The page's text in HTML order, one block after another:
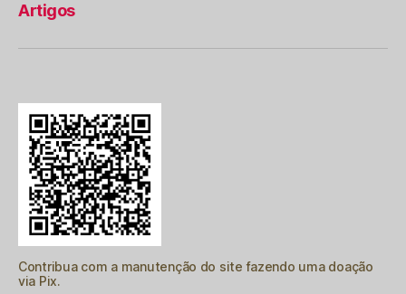
Artigos
Contribua com a manutenção do site fazendo uma doação
via Pix.